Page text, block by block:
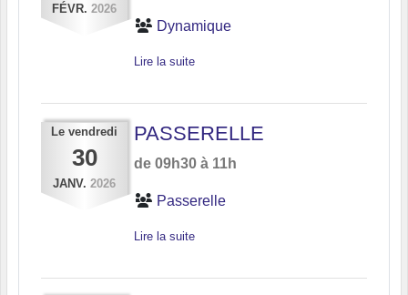
FÉVR. 2026
Dynamique
Lire la suite
Le vendredi
30
JANV. 2026
PASSERELLE
de 09h30 à 11h
Passerelle
Lire la suite